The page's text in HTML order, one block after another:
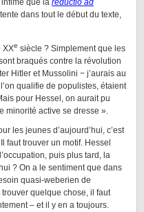
que la reductio ad
dans tout le début du texte,
XXe siècle ? Simplement que les
braqués contre la révolution
Hitler et Mussolini − j’aurais au
qualifie de populistes, étaient
pour Hessel, on aurait pu
minorité active se dresse ».
les jeunes d’aujourd’hui, c’est
faut trouver un motif. Hessel
puis plus tard, la
? On a le sentiment que dans
quasi-weberien de
quelque chose, il faut
– et il y en a toujours.